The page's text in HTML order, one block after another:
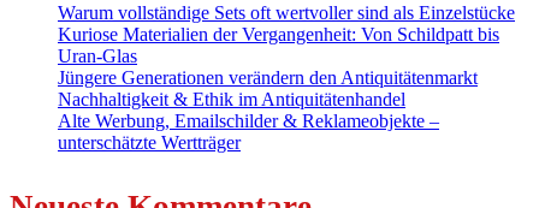
Warum vollständige Sets oft wertvoller sind als Einzelstücke
Kuriose Materialien der Vergangenheit: Von Schildpatt bis
Uran-Glas
Jüngere Generationen verändern den Antiquitätenmarkt
Nachhaltigkeit & Ethik im Antiquitätenhandel
Alte Werbung, Emailschilder & Reklameobjekte –
unterschätzte Wertträger